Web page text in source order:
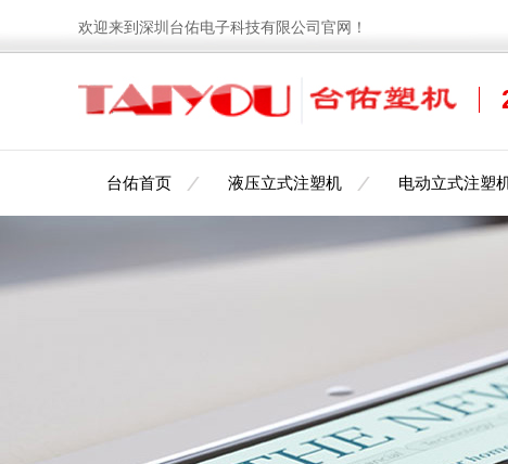
欢迎来到深圳台佑电子科技有限公司官网！
台佑首页 液压立式注塑机 电动立式注塑